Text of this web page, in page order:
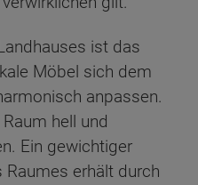
ist das
Möbel sich dem
anpassen.
hell und
Ein gewichtiger
erhält durch